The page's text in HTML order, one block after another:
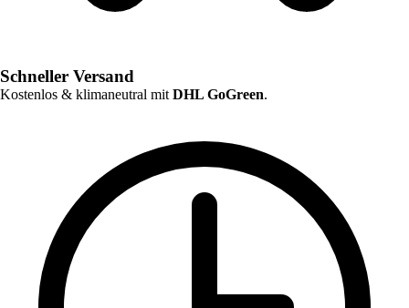
Schneller Versand
Kostenlos & klimaneutral mit DHL GoGreen.